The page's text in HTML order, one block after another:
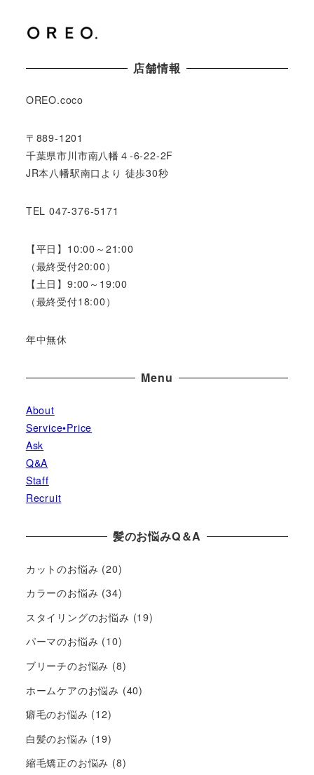
店舗情報
OREO.coco
〒889-1201
千葉県市川市南八幡４-6-22-2F
JR本八幡駅南口より 徒歩30秒
TEL 047-376-5171
【平日】10:00～21:00
（最終受付20:00）
【土日】9:00～19:00
（最終受付18:00）
年中無休
Menu
About
Service•Price
Ask
Q&A
Staff
Recruit
髪のお悩みQ＆A
カットのお悩み (20)
カラーのお悩み (34)
スタイリングのお悩み (19)
パーマのお悩み (10)
ブリーチのお悩み (8)
ホームケアのお悩み (40)
癖毛のお悩み (12)
白髪のお悩み (19)
縮毛矯正のお悩み (8)